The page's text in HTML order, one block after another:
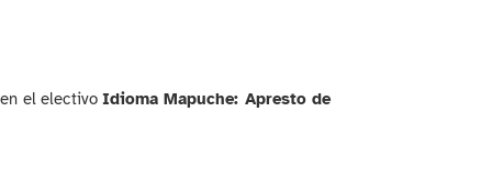
para
en el electivoIdioma Mapuche: Apresto de